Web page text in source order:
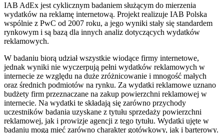
IAB AdEx jest cyklicznym badaniem służącym do mierzenia
wydatków na reklamę internetową. Projekt realizuje IAB Polska
wspólnie z PwC od 2007 roku, a jego wyniki stały się standardem
rynkowym i są bazą dla innych analiz dotyczących wydatków
reklamowych.
W badaniu biorą udział wszystkie wiodące firmy internetowe,
jednak wyniki nie wyczerpują pełni wydatków reklamowych w
internecie ze względu na duże zróżnicowanie i mnogość małych
oraz średnich podmiotów na rynku. Za wydatki reklamowe uznano
budżety firm przeznaczane na zakup powierzchni reklamowej w
internecie. Na wydatki te składają się zarówno przychody
uczestników badania uzyskane z tytułu sprzedaży powierzchni
reklamowej, jak i prowizje agencji z tego tytułu. Wydatki ujęte w
badaniu mogą mieć zarówno charakter gotówkowy, jak i barterowy.